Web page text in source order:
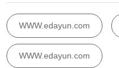
WWW.edayun.com
WWW.edayun.com